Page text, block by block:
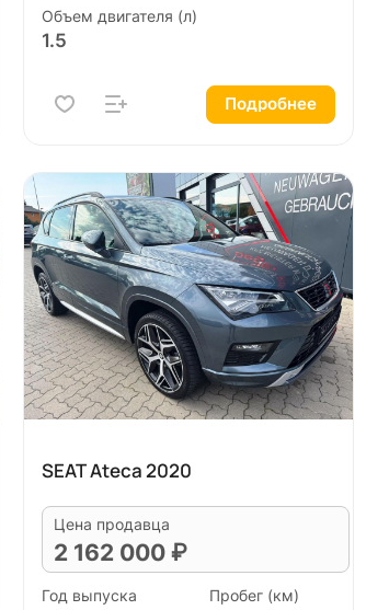
Объем двигателя (л)
1.5
Подробнее
SEAT Ateca 2020
Цена продавца
2 162 000 ₽
Год выпуска Пробег (км)